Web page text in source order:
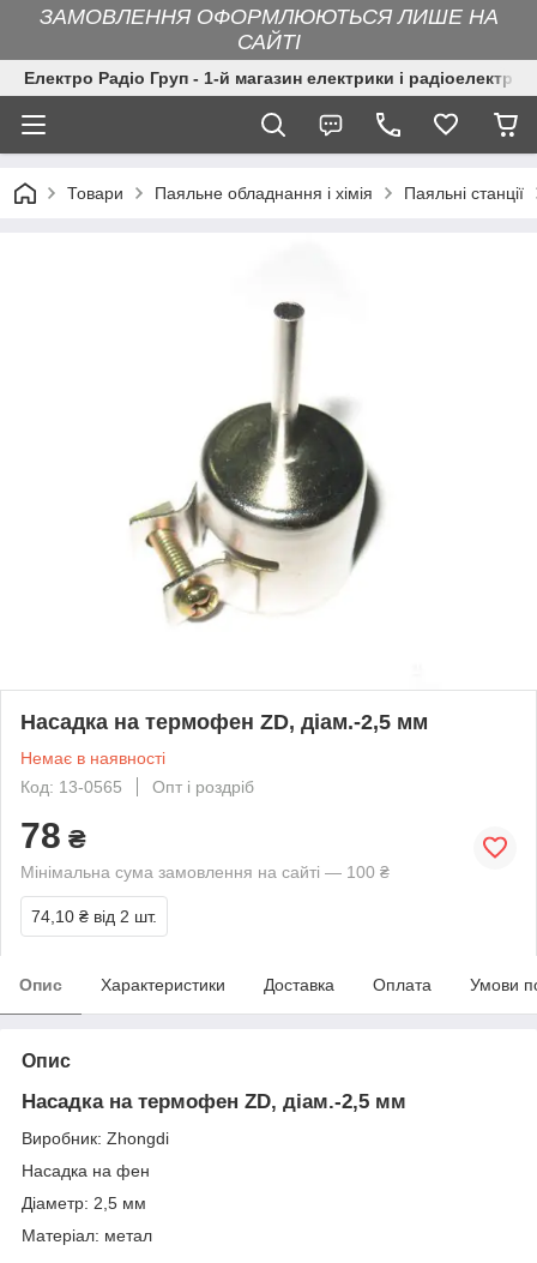
ЗАМОВЛЕННЯ ОФОРМЛЮЮТЬСЯ ЛИШЕ НА
САЙТІ
Електро Радіо Груп - 1-й магазин електрики і
Товари Паяльне обладнання і хімія Паяльні станції
Насадка на термофен ZD, діам.-2,5 мм
Немає в наявності
Код: 13-0565
Опт і роздріб
78 ₴
Мінімальна сума замовлення на сайті — 100 ₴
74,10 ₴ від 2 шт.
Опис Характеристики Доставка Оплата Умови
Опис
Насадка на термофен ZD, діам.-2,5 мм
Виробник: Zhongdi
Насадка на фен
Діаметр: 2,5 мм
Матеріал: метал